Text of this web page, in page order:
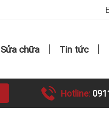
Sửa chữa Tin tức
Hotline: